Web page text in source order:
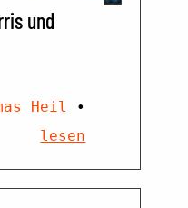
und
Heil
•
lesen